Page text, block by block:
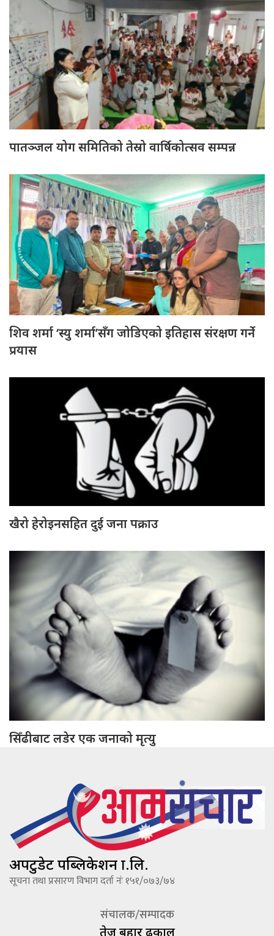
पातञ्जल योग समितिको तेस्रो वार्षिकोत्सव सम्पन्न
शिव शर्मा ‘स्यु शर्मा’सँग जोडिएको इतिहास संरक्षण गर्ने
प्रयास
खैरो हेरोइनसहित दुई जना पक्राउ
सिँढीबाट लडेर एक जनाको मृत्यु
अपटुडेट पब्लिकेशन प्रा.लि.
सूचना तथा प्रसारण विभाग दर्ता नंः १५१/०७३/७४
संचालक/सम्पादक
तेज बहादूर ढकाल